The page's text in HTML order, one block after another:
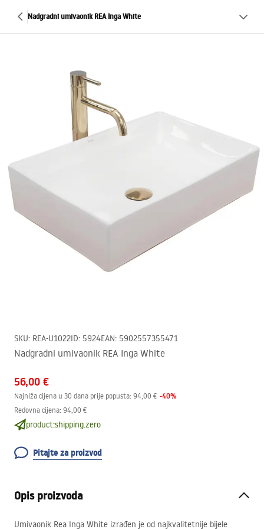
Nadgradni umivaonik REA Inga White
SKU: REA-U1022ID: 5924EAN: 5902557355471
Nadgradni umivaonik REA Inga White
56,00 €
Najniža cijena u 30 dana prije popusta: 94,00 € -40%
Redovna cijena: 94,00 €
product:shipping.zero
Pitajte za proizvod
Opis proizvoda
Umivaonik Rea Inga White izrađen je od najkvalitetnije bijele